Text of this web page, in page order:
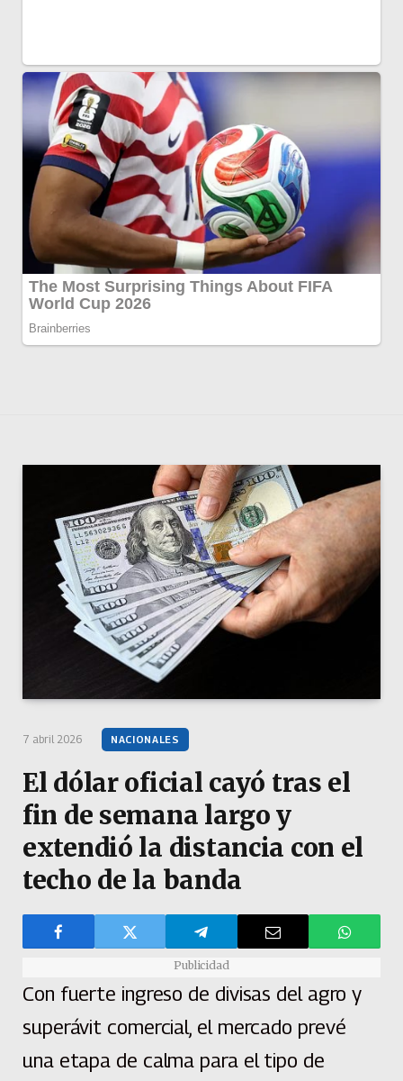
7 abril 2026 NACIONALES
El dólar oficial cayó tras el
fin de semana largo y
extendió la distancia con el
techo de la banda
Publicidad
Con fuerte ingreso de divisas del agro y
superávit comercial, el mercado prevé
una etapa de calma para el tipo de